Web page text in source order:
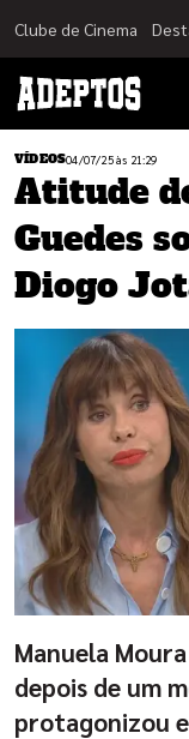
Clube de Cinema
VÍDEOS04/07/25 às 21:29
Atitude
Guedes
Diogo
Manuela
depois de um
protagonizou